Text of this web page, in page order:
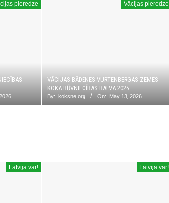
pieredze Vācijas pieredze
VĀCIJAS BĀDENES-VURTENBERGAS ZEMES
KOKA BŪVNIECĪBAS BALVA 2026
By: koksne.org On: May 13, 2026
Latvija var! Latvija var!